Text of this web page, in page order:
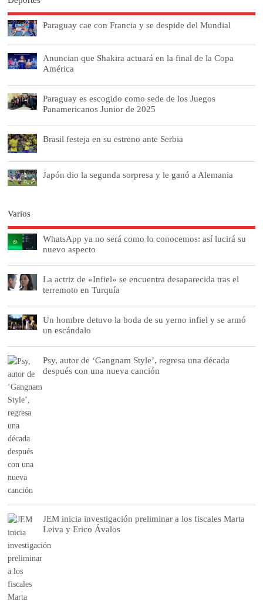
Paraguay cae con Francia y se despide del Mundial
Anuncian que Shakira actuará en la final de la Copa
América
Paraguay es escogido como sede de los Juegos
Panamericanos Junior de 2025
Brasil festeja en su estreno ante Serbia
Japón dio la segunda sorpresa y le ganó a Alemania
Varios
WhatsApp ya no será como lo conocemos: así lucirá su
nuevo aspecto
La actriz de «Infiel» se encuentra desaparecida tras el
terremoto en Turquía
Un hombre detuvo la boda de su yerno infiel y se armó
un escándalo
Psy, autor de ‘Gangnam Style’, regresa una década
después con una nueva canción
JEM inicia investigación preliminar a los fiscales Marta
Leiva y Erico Ávalos